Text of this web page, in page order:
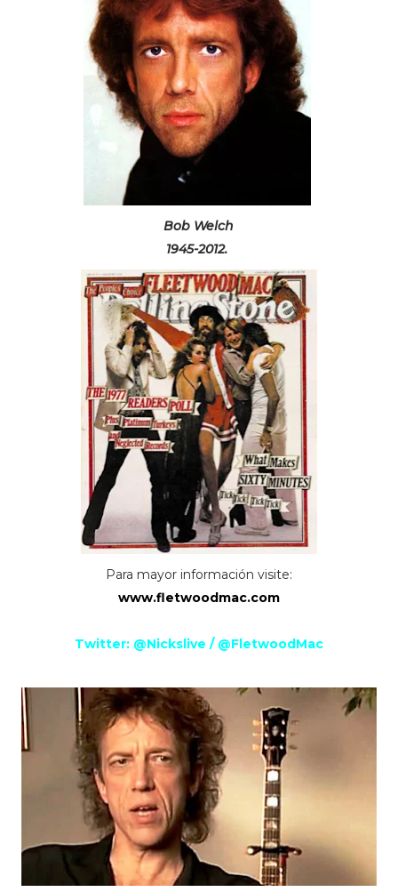
Bob Welch
1945-2012.
Para mayor información visite:
www.fletwoodmac.com
Twitter: @Nickslive / @FletwoodMac